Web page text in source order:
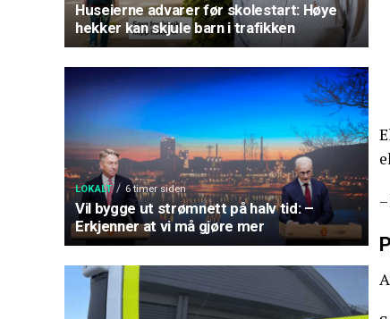
Huseierne advarer før skolestart: Høye
hekker kan skjule barn i trafikken
LOKALT 6 timer siden
Vil bygge ut strømnett på halv tid: –
Erkjenner at vi må gjøre mer